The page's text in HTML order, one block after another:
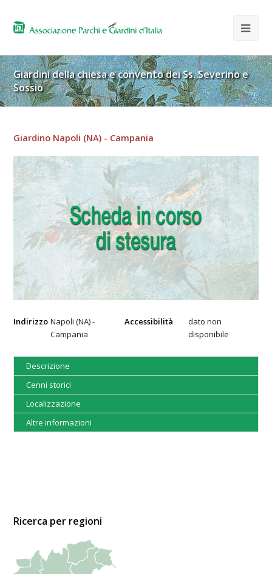
Giardini della chiesa e convento dei Ss. Severino e
Sossio
Giardino Napoli (NA) - Campania
Indirizzo Napoli (NA) -
Campania
Accessibilità
dato non
disponibile
Descrizione
Cenni storici
Localizzazione
Altre informazioni
Ricerca per regioni